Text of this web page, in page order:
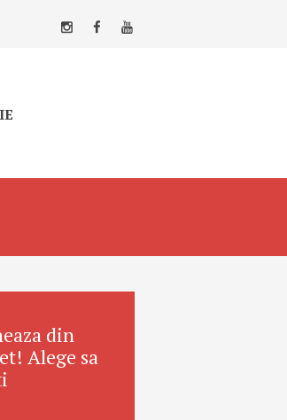
din
Alege sa